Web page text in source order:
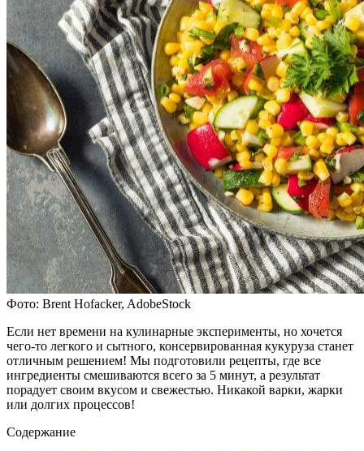
Фото: Brent Hofacker, AdobeStock
Если нет времени на кулинарные эксперименты, но хочется
чего-то легкого и сытного, консервированная кукуруза станет
отличным решением! Мы подготовили рецепты, где все
ингредиенты смешиваются всего за 5 минут, а результат
порадует своим вкусом и свежестью. Никакой варки, жарки
или долгих процессов!
Содержание